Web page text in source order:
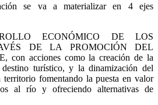
se va a materializar en 4 ejes
ECONÓMICO DE LOS
DE LA PROMOCIÓN DEL
con acciones como la creación de la
turístico, y la dinamización del
territorio fomentando la puesta en valor
al río y ofreciendo alternativas de